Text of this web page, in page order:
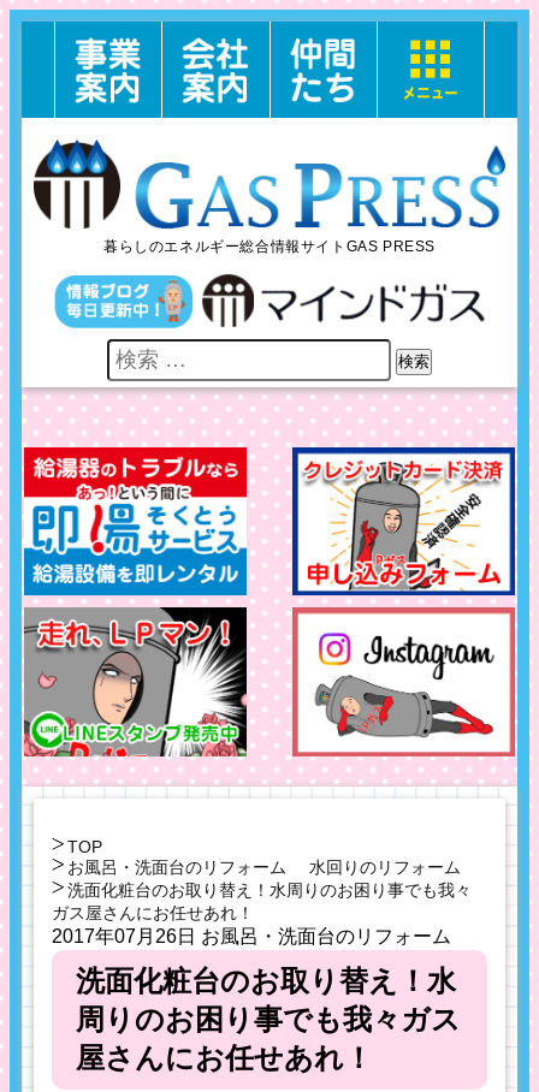
暮らしのエネルギー総合情報サイトGAS PRESS
検索
TOP
お風呂・洗面台のリフォーム
水回りのリフォーム
洗面化粧台のお取り替え！水周りのお困り事でも我々
ガス屋さんにお任せあれ！
2017年07月26日 お風呂・洗面台のリフォーム
洗面化粧台のお取り替え！水
周りのお困り事でも我々ガス
屋さんにお任せあれ！